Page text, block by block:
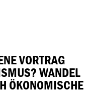
VORTRAG
WANDEL
ÖKONOMISCHE